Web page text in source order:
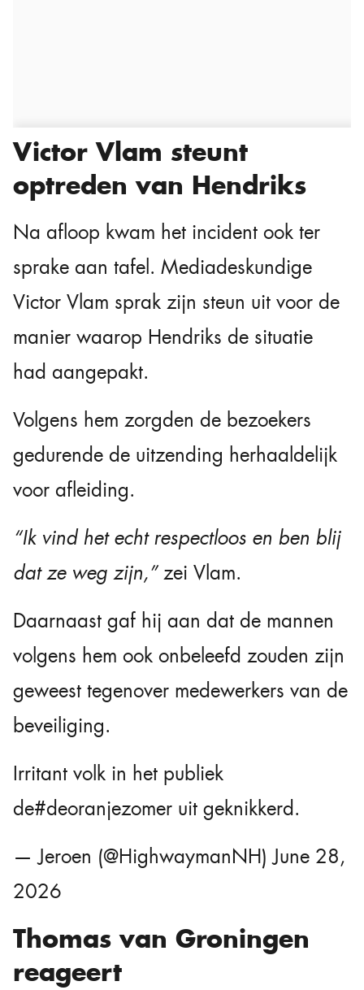
Victor Vlam steunt
optreden van Hendriks
Na afloop kwam het incident ook ter
sprake aan tafel. Mediadeskundige
Victor Vlam sprak zijn steun uit voor de
manier waarop Hendriks de situatie
had aangepakt.
Volgens hem zorgden de bezoekers
gedurende de uitzending herhaaldelijk
voor afleiding.
“Ik vind het echt respectloos en ben blij
dat ze weg zijn,”zei Vlam.
Daarnaast gaf hij aan dat de mannen
volgens hem ook onbeleefd zouden zijn
geweest tegenover medewerkers van de
beveiliging.
Irritant volk in het publiek
de#deoranjezomer uit geknikkerd.
— Jeroen (@HighwaymanNH)June 28,
2026
Thomas van Groningen
reageert